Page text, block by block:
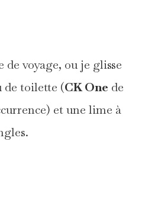
de voyage, ou je glisse
de toilette (CK One de
et une lime à